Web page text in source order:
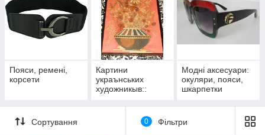
Пояси, ремені,
корсети
Картини
украънських
художникыв::
випалювання,
олівець, вишиті.
Модні аксесуари:
окуляри, пояси,
шкарпетки
Сортування 0 Фільтри